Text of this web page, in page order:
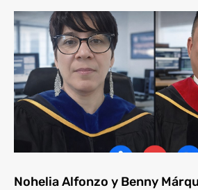
Nohelia Alfonzo y Benny